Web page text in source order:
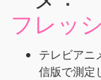
フレッ
テレビアニ
信版で測定